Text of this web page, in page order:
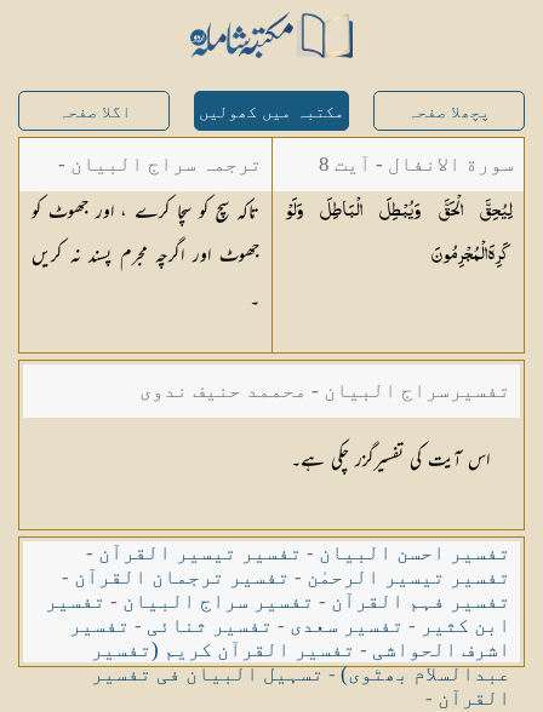
پچھلا صفحہ مکتبہ میں کھولیں اگلا صفحہ
سورة الانفال - آیت 8
لِيُحِقَّ الْحَقَّ وَيُبْطِلَ الْبَاطِلَ وَلَوْ
كَرِهَالْمُجْرِمُونَ
ترجمہ سراج البیان -
مستفاد از ترجمتین
شاہ عبدالقادر دھلوی/
تاکہ سچ کو سچا کرے ، اور جھوٹ کو
جھوٹ اور اگرچہ مجرم پسند نہ کریں
۔
تفسیرسراج البیان - محممد حنیف ندوی
اس آیت کی تفسیرگزر چکی ہے۔
تفسیر احسن البیان - تفسیر تیسیر القرآن -
تفسیر تیسیر الرحمٰن - تفسیر ترجمان القرآن -
تفسیر فہم القرآن - تفسیر سراج البیان - تفسیر
ابن کثیر - تفسیر سعدی - تفسیر ثنائی - تفسیر
اشرف الحواشی - تفسیر القرآن کریم (تفسیر
عبدالسلام بھٹوی)-تسہیل البیان فی تفسیر
القرآن -